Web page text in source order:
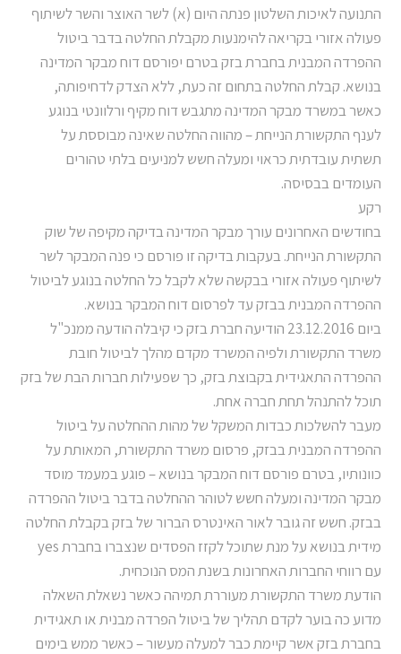
התנועה לאיכות השלטון פנתה היום (א) לשר האוצר והשר לשיתוף
פעולה אזורי בקריאה להימנעות מקבלת החלטה בדבר ביטול
ההפרדה המבנית בחברת בזק בטרם יפורסם דוח מבקר המדינה
בנושא. קבלת החלטה בתחום זה כעת, ללא הצדק לדחיפותה,
כאשר במשרד מבקר המדינה מתגבש דוח מקיף ורלוונטי בנוגע
לענף התקשורת הנייחת – מהווה החלטה שאינה מבוססת על
תשתית עובדתית כראוי ומעלה חשש למניעים בלתי טהורים
העומדים בבסיסה.
רקע
בחודשים האחרונים עורך מבקר המדינה בדיקה מקיפה של שוק
התקשורת הנייחת. בעקבות בדיקה זו פורסם כי פנה המבקר לשר
לשיתוף פעולה אזורי בבקשה שלא לקבל כל החלטה בנוגע לביטול
ההפרדה המבנית בבזק עד לפרסום דוח המבקר בנושא.
ביום 23.12.2016 הודיעה חברת בזק כי קיבלה הודעה ממנכ"ל
משרד התקשורת ולפיה המשרד מקדם מהלך לביטול חובת
ההפרדה התאגידית בקבוצת בזק, כך שפעילות חברות הבת של בזק
תוכל להתנהל תחת חברה אחת.
מעבר להשלכות כבדות המשקל של מהות ההחלטה על ביטול
ההפרדה המבנית בבזק, פרסום משרד התקשורת, המאותת על
כוונותיו, בטרם פורסם דוח המבקר בנושא – פוגע במעמד מוסד
מבקר המדינה ומעלה חשש לטוהר ההחלטה בדבר ביטול ההפרדה
בבזק. חשש זה גובר לאור האינטרס הברור של בזק בקבלת החלטה
מידית בנושא על מנת שתוכל לקזז הפסדים שנצברו בחברת yes
עם רווחי החברות האחרונות בשנת המס הנוכחית.
הודעת משרד התקשורת מעוררת תמיהה כאשר נשאלת השאלה
מדוע כה בוער לקדם תהליך של ביטול הפרדה מבנית או תאגידית
בחברת בזק אשר קיימת כבר למעלה מעשור – כאשר ממש בימים